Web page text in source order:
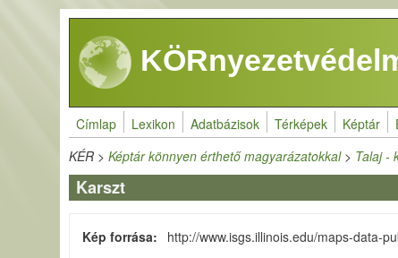
Ugrás a tartalomra
Címlap Lexikon Adatbázisok Térképek Képtár
KÉR >Képtár könnyen érthető magyarázatokkal> Talaj -
Karszt
Kép forrása
http://www.isgs.illinois.edu/maps-data-